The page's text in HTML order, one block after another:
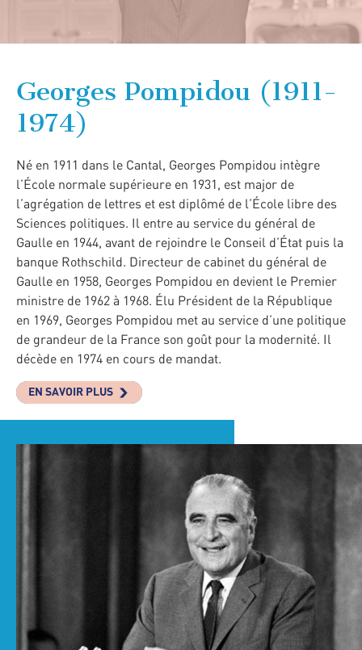
Georges Pompidou (1911-
1974)
Né en 1911 dans le Cantal, Georges Pompidou intègre
l’École normale supérieure en 1931, est major de
l’agrégation de lettres et est diplômé de l’École libre des
Sciences politiques. Il entre au service du général de
Gaulle en 1944, avant de rejoindre le Conseil d’État puis la
banque Rothschild. Directeur de cabinet du général de
Gaulle en 1958, Georges Pompidou en devient le Premier
ministre de 1962 à 1968. Élu Président de la République
en 1969, Georges Pompidou met au service d’une politique
de grandeur de la France son goût pour la modernité. Il
décède en 1974 en cours de mandat.
EN SAVOIR PLUS